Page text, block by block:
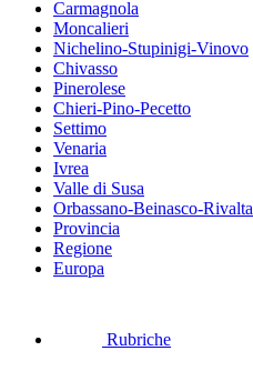
Carmagnola
Moncalieri
Nichelino-Stupinigi-Vinovo
Chivasso
Pinerolese
Chieri-Pino-Pecetto
Settimo
Venaria
Ivrea
Valle di Susa
Orbassano-Beinasco-Rivalta
Provincia
Regione
Europa
Rubriche